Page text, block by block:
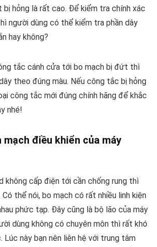
bị hỏng là rất cao. Để kiểm tra chính xác
người dùng có thể kiểm tra phần dây
hay không?
tắc cánh cửa tới bo mạch bị đứt thì
theo đúng màu. Nếu công tắc bị hỏng
công tắc mới đúng chính hãng để khắc
nhé!
mạch điều khiển của máy
không cấp điện tới cần chống rung thì
Có thể nói, bo mạch có rất nhiều linh kiện
phức tạp. Đây cũng là bộ lão của máy
dùng không có chuyên môn thì rất khó
này bạn nên liên hệ với trung tâm